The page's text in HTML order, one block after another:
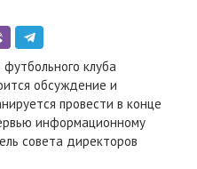
клуба
обсуждение и
провести в конце
информационному
совета директоров